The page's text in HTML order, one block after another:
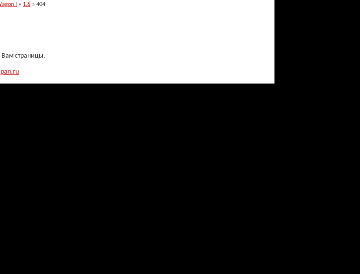
I » 1.6 » 404
страницы,